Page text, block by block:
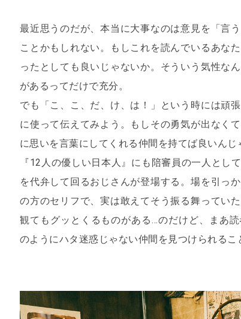
最近思うのだが、本当に大事なのは意見を「言
ことかもしれない。もしこれを読んでいるあな
ったとしても良いじゃないか。そういう気性な
があるってだけで充分。
でも「こ、こ、だ、け、は！」という時には頑
に使って伝えてみよう。もしその勇気が出なく
に思いを言葉にしてくれる仲間を持てば良いんじ
『12人の優しい日本人』にも陪審員の一人とし
を代弁して回るおじさんが登場する。場を引っ
の方のセリフで、実は敢えてそう振る舞ってい
観てもグッとくるものがある…のだけど、まあ
のようにハタ迷惑じゃない仲間を見つけられるこ